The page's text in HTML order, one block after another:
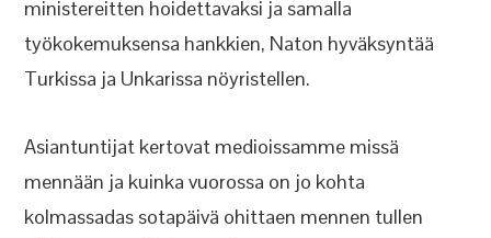
ministereitten hoidettavaksi ja samalla
työkokemuksensa hankkien, Naton hyväksyntää
Turkissa ja Unkarissa nöyristellen.
Asiantuntijat kertovat medioissamme missä
mennään ja kuinka vuorossa on jo kohta
kolmassadas sotapäivä ohittaen mennen tullen